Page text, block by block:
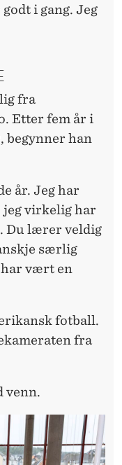
i gang. Jeg
fra
Etter fem år i
begynner han
år. Jeg har
virkelig har
Du lærer veldig
særlig
vært en
fotball.
fra
venn.